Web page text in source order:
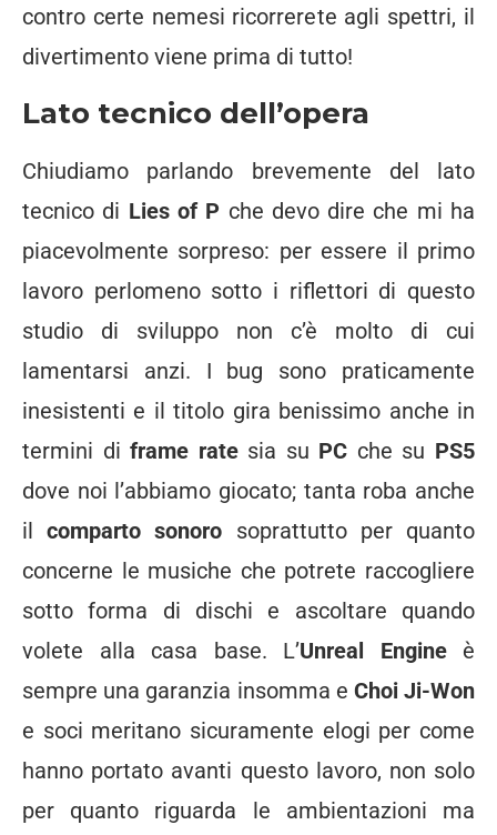
contro certe nemesi ricorrerete agli spettri, il
divertimento viene prima di tutto!
Lato tecnico dell’opera
Chiudiamo parlando brevemente del lato
tecnico di Lies of P che devo dire che mi ha
piacevolmente sorpreso: per essere il primo
lavoro perlomeno sotto i riflettori di questo
studio di sviluppo non c’è molto di cui
lamentarsi anzi. I bug sono praticamente
inesistenti e il titolo gira benissimo anche in
termini diframe ratesia su PC che su PS5
dove noi l’abbiamo giocato; tanta roba anche
ilcomparto sonoro soprattutto per quanto
concerne le musiche che potrete raccogliere
sotto forma di dischi e ascoltare quando
volete alla casa base. L’Unreal Engineè
sempre una garanzia insomma e Choi Ji-Won
e soci meritano sicuramente elogi per come
hanno portato avanti questo lavoro, non solo
per quanto riguarda le ambientazioni ma